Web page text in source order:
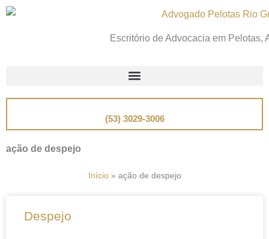
Escritório de Advocacia em Pelotas,
(53) 3029-3006
ação de despejo
Início» ação de despejo
Despejo